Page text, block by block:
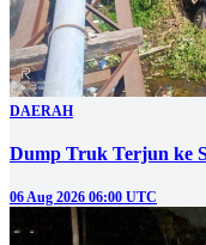
DAERAH
Dump Truk Terjun ke
06 Aug 2026 06:00 UTC